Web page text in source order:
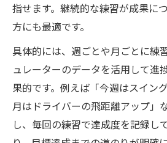
指せます。継続的な練習が成果に
方にも最適です。
具体的には、週ごとや月ごとに練
ュレーターのデータを活用して進
果的です。例えば「今週はスイン
月はドライバーの飛距離アップ」
し、毎回の練習で達成度を記録し